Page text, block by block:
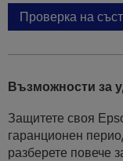
Проверка на
Възможности за
Защитете своя
гаранционен
разберете повече